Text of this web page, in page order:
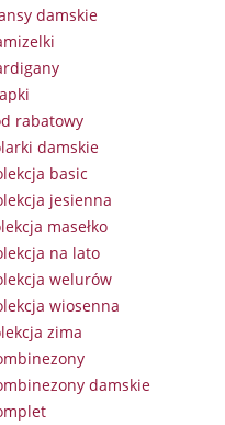
damskie
rabatowy
damskie
basic
jesienna
masełko
na lato
welurów
wiosenna
zima
damskie